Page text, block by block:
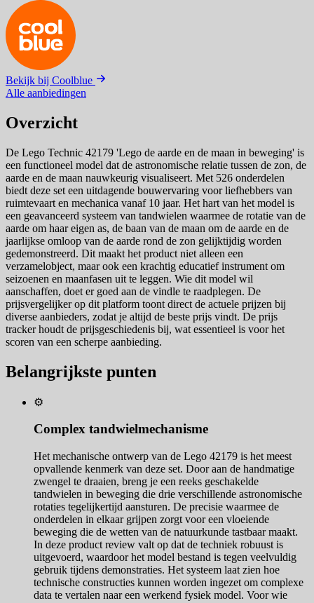
Bekijk bij Coolblue
Alle aanbiedingen
Overzicht
De Lego Technic 42179 'Lego de aarde en de maan in beweging' is
een functioneel model dat de astronomische relatie tussen de zon, de
aarde en de maan nauwkeurig visualiseert. Met 526 onderdelen
biedt deze set een uitdagende bouwervaring voor liefhebbers van
ruimtevaart en mechanica vanaf 10 jaar. Het hart van het model is
een geavanceerd systeem van tandwielen waarmee de rotatie van de
aarde om haar eigen as, de baan van de maan om de aarde en de
jaarlijkse omloop van de aarde rond de zon gelijktijdig worden
gedemonstreerd. Dit maakt het product niet alleen een
verzamelobject, maar ook een krachtig educatief instrument om
seizoenen en maanfasen uit te leggen. Wie dit model wil
aanschaffen, doet er goed aan de vindle te raadplegen. De
prijsvergelijker op dit platform toont direct de actuele prijzen bij
diverse aanbieders, zodat je altijd de beste prijs vindt. De prijs
tracker houdt de prijsgeschiedenis bij, wat essentieel is voor het
scoren van een scherpe aanbieding.
Belangrijkste punten
⚙️
Complex tandwielmechanisme
Het mechanische ontwerp van de Lego 42179 is het meest
opvallende kenmerk van deze set. Door aan de handmatige
zwengel te draaien, breng je een reeks geschakelde
tandwielen in beweging die drie verschillende astronomische
rotaties tegelijkertijd aansturen. De precisie waarmee de
onderdelen in elkaar grijpen zorgt voor een vloeiende
beweging die de wetten van de natuurkunde tastbaar maakt.
In deze product review valt op dat de techniek robuust is
uitgevoerd, waardoor het model bestand is tegen veelvuldig
gebruik tijdens demonstraties. Het systeem laat zien hoe
technische constructies kunnen worden ingezet om complexe
data te vertalen naar een werkend fysiek model. Voor wie